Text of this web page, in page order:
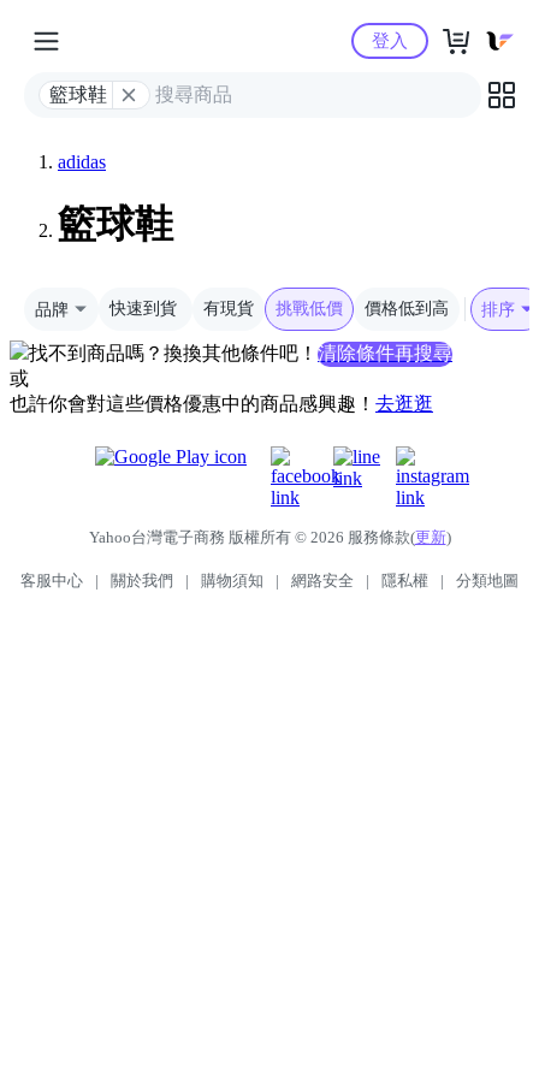
Yahoo購物中心
籃球鞋
登入
adidas
籃球鞋
品牌 快速到貨 有現貨 挑戰低價 價格低到高 排序
找不到商品嗎？換換其他條件吧！ 清除條件再搜尋
或
也許你會對這些價格優惠中的商品感興趣！ 去逛逛
Yahoo台灣電子商務 版權所有 © 2026 服務條款(更新)
客服中心 | 關於我們 | 購物須知 | 網路安全 | 隱私權 | 分類地圖